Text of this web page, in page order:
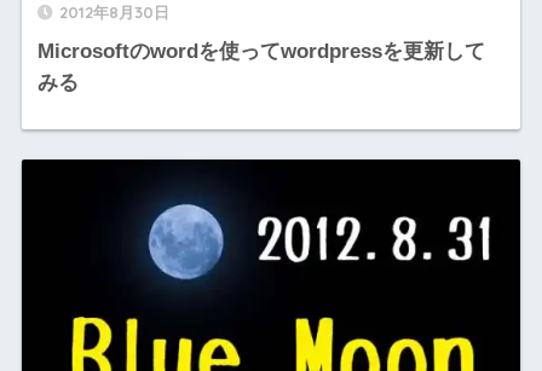
2012年8月30日
Microsoftのwordを使ってwordpressを更新して
みる